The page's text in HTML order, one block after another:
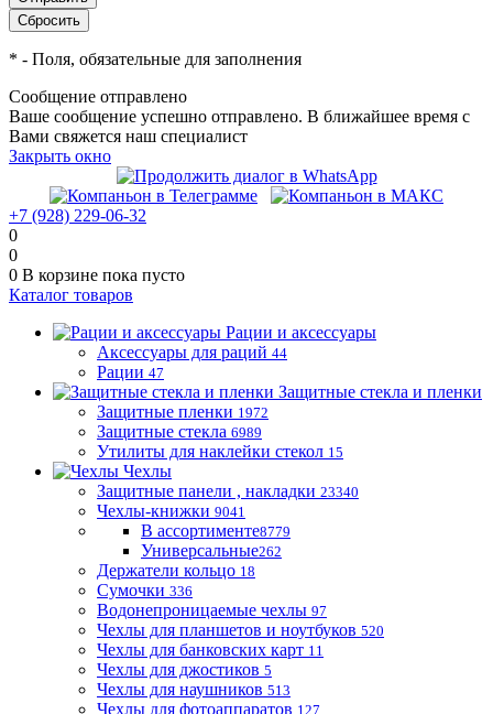
* - Поля, обязательные для заполнения
Сообщение отправлено
Ваше сообщение успешно отправлено. В ближайшее время с
Вами свяжется наш специалист
Закрыть окно
+7 (928) 229-06-32
0
0
0 В корзине пока пусто
Каталог товаров
Рации и аксессуары
Аксессуары для раций 44
Рации 47
Защитные стекла и пленки
Защитные пленки 1972
Защитные стекла 6989
Утилиты для наклейки стекол 15
Чехлы
Защитные панели , накладки 23340
Чехлы-книжки 9041
В ассортименте8779
Универсальные262
Держатели кольцо 18
Сумочки 336
Водонепроницаемые чехлы 97
Чехлы для планшетов и ноутбуков 520
Чехлы для банковских карт 11
Чехлы для джостиков 5
Чехлы для наушников 513
Чехлы для фотоаппаратов 127